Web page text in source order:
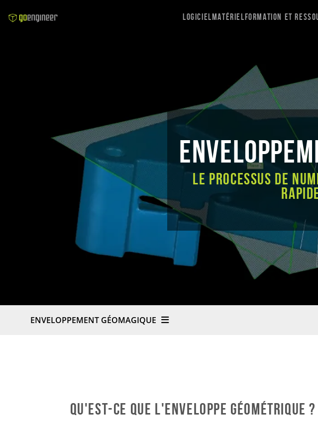
LogicielMatérielFormation et
Le processus de
ENVELOPPEMENT GÉOMAGIQUE
Qu'est-ce que l'enveloppe géométrique ?